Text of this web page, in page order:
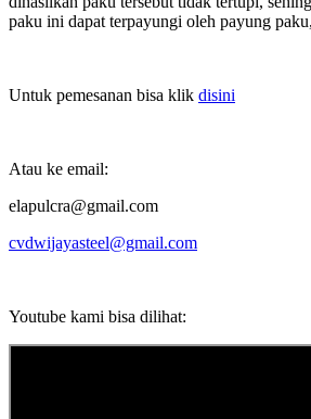
paku ini dapat terpayungi oleh payung
Untuk pemesanan bisa klik disini
Atau ke email:
elapulcra@gmail.com
cvdwijayasteel@gmail.com
Youtube kami bisa dilihat: